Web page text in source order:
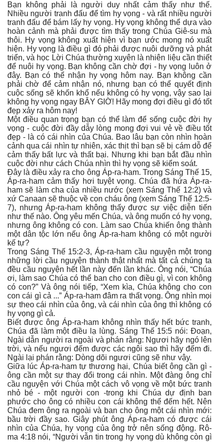
Bạn không phải là người duy nhất cảm thấy như thế.
Nhiều người tranh đấu để tìm hy vọng - và rất nhiều người
tranh đấu để bám lấy hy vọng. Hy vọng không thể dựa vào
hoàn cảnh mà phải được tìm thấy trong Chúa Giê-su mà
thôi. Hy vọng không xuất hiện vì bạn ước mong nó xuất
hiện. Hy vọng là điều gì đó phải được nuôi dưỡng và phát
triển, và học Lời Chúa thường xuyên là nhiên liệu cần thiết
để nuôi hy vọng. Bạn không cần chờ đợi - hy vọng luôn ở
đây. Bạn có thể nhận hy vọng hôm nay. Bạn không cần
phải chờ để cảm nhận nó, nhưng bạn có thể quyết định
cuộc sống sẽ khốn khổ nếu không có hy vọng, vậy sao lại
không hy vọng ngay BÂY GIỜ! Hãy mong đợi điều gì đó tốt
đẹp xảy ra hôm nay!
Một điều quan trọng bạn có thể làm để sống cuộc đời hy
vọng - cuộc đời đầy dẫy lòng mong đợi vui vẻ về điều tốt
đẹp - là có cái nhìn của Chúa. Bao lâu bạn còn nhìn hoàn
cảnh qua cái nhìn tự nhiên, xác thịt thì bạn sẽ bị cám dỗ để
cảm thấy bất lực và thất bại. Nhưng khi bạn bắt đầu nhìn
cuộc đời như cách Chúa nhìn thì hy vọng sẽ kiểm soát.
Đây là điều xảy ra cho ông Áp-ra-ham. Trong Sáng Thế 15,
Áp-ra-ham cảm thấy hơi tuyệt vọng. Chúa đã hứa Áp-ra-
ham sẽ làm cha của nhiều nước (xem Sáng Thế 12:2) và
xứ Canaan sẽ thuộc về con cháu ông (xem Sáng Thế 12:5-
7), nhưng Áp-ra-ham không thấy được sự việc diễn tiến
như thế nào. Ông yêu mến Chúa, và ông muốn có hy vọng,
nhưng ông không có con. Làm sao Chúa khiến ông thành
một dân tộc lớn nếu ông Áp-ra-ham không có một người
kế tự?
Trong Sáng Thế 15:2-3, Áp-ra-ham cầu nguyện một trong
những lời cầu nguyện thành thật nhất mà tất cả chúng ta
đều cầu nguyện hết lần này đến lần khác. Ông nói, “Chúa
ơi, làm sao Chúa có thể ban cho con điều gì, vì con không
có con?” Và ông nói tiếp, “Xem kìa, Chúa không cho con
con cái gì cả ...” Áp-ra-ham đâm ra thất vọng. Ông nhìn mọi
sự theo cái nhìn của ông, và cái nhìn của ông thì không có
hy vọng gì cả.
Biết được ông Áp-ra-ham không nhìn thấy hết bức tranh,
Chúa đã làm một điều lạ lùng. Sáng Thế 15:5 nói: Đoạn,
Ngài dẫn người ra ngoài và phán rằng: Ngươi hãy ngó lên
trời, và nếu ngươi đếm được các ngôi sao thì hãy đếm đi.
Ngài lại phán rằng: Dòng dõi ngươi cũng sẽ như vậy.
Giữa lúc Áp-ra-ham tự thương hại, Chúa biết ông cần gì -
ông cần một sự thay đổi trong cái nhìn. Một đàng ông chỉ
cầu nguyện với Chúa một cách vô vọng về một bức tranh
nhỏ bé - một người con -trong khi Chúa dự định ban
phước cho ông có nhiều con cái không thể đếm hết. Nên
Chúa đem ông ra ngoài và ban cho ông một cái nhìn mới:
bầu trời đầy sao. Giây phút ông Áp-ra-ham có được cái
nhìn của Chúa, hy vọng của ông trở nên sống động. Rô-
ma 4:18 nói, “Người vẫn tin trong hy vọng dù không còn gì